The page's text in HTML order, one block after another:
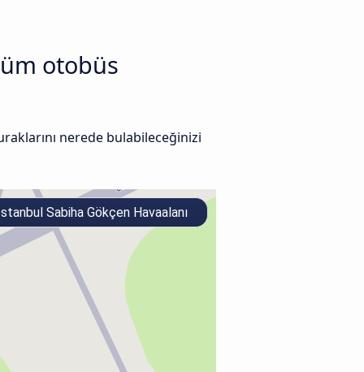
otobüs
nerede bulabileceğinizi
Sabiha Gökçen Havaalanı